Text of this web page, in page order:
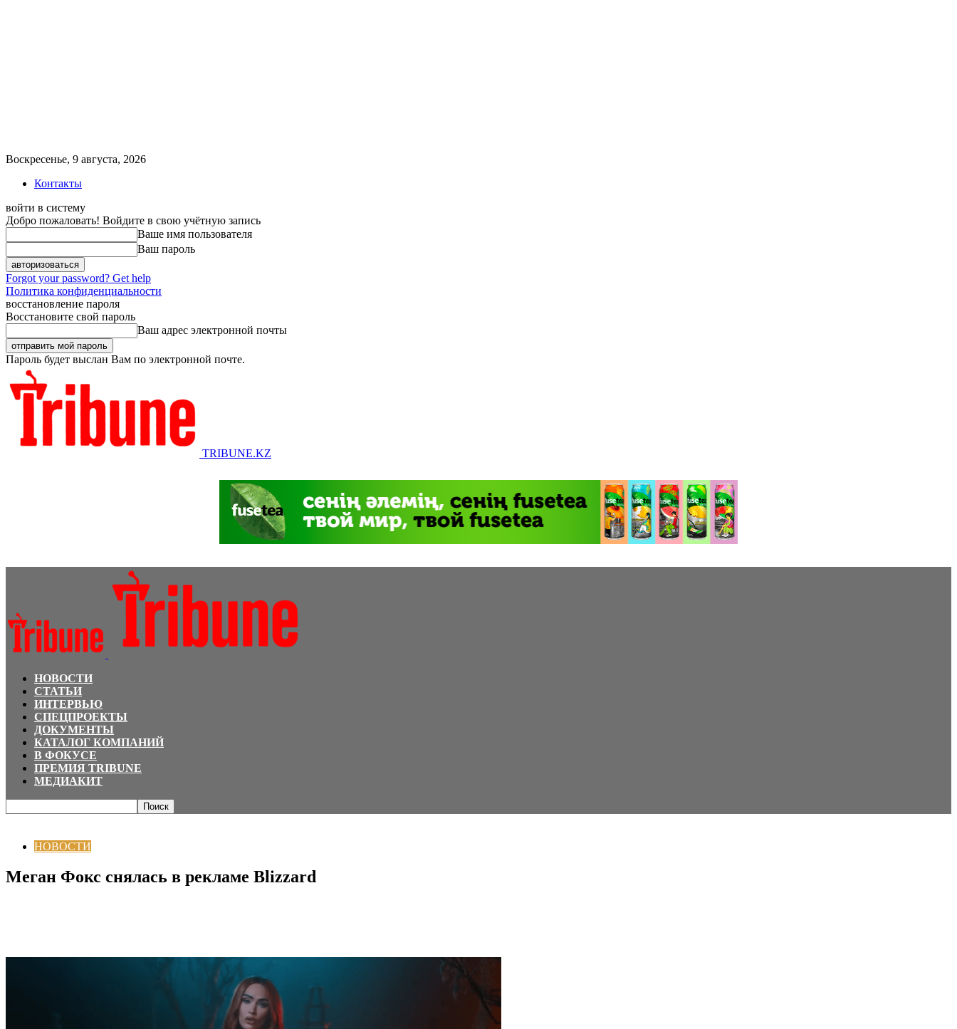
Воскресенье, 9 августа, 2026
Контакты
войти в систему
Добро пожаловать! Войдите в свою учётную запись
Ваше имя пользователя
Ваш пароль
Forgot your password? Get help
Политика конфиденциальности
восстановление пароля
Восстановите свой пароль
Ваш адрес электронной почты
Пароль будет выслан Вам по электронной почте.
TRIBUNE.KZ
НОВОСТИ
СТАТЬИ
ИНТЕРВЬЮ
СПЕЦПРОЕКТЫ
ДОКУМЕНТЫ
КАТАЛОГ КОМПАНИЙ
В ФОКУСЕ
ПРЕМИЯ TRIBUNE
МЕДИАКИТ
НОВОСТИ
Меган Фокс снялась в рекламе Blizzard